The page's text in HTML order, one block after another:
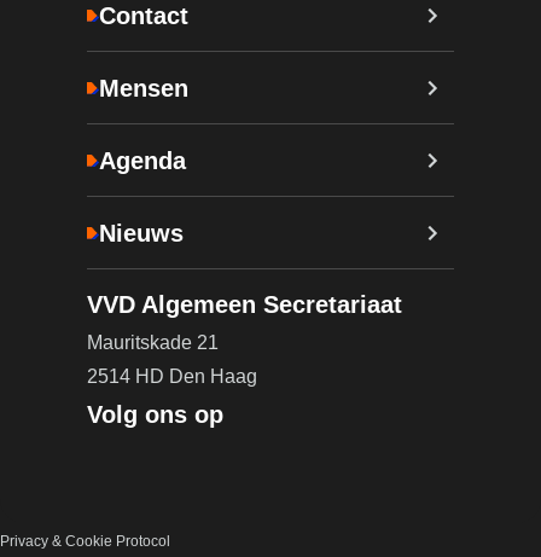
Contact
Mensen
Agenda
Nieuws
VVD Algemeen Secretariaat
Mauritskade 21
2514 HD Den Haag
Volg ons op
Privacy & Cookie Protocol